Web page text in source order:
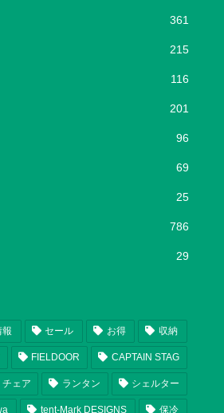
361
215
116
201
96
69
25
786
29
報 セール お得 収納
FIELDOOR CAPTAIN STAG
チェア ランタン シェルター
tent-Mark DESIGNS 保冷